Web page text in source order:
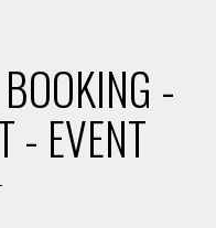
-
- EVENT